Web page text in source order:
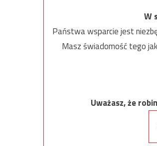
W
Państwa wsparcie jest
Masz świadomość tego
Uważasz, że